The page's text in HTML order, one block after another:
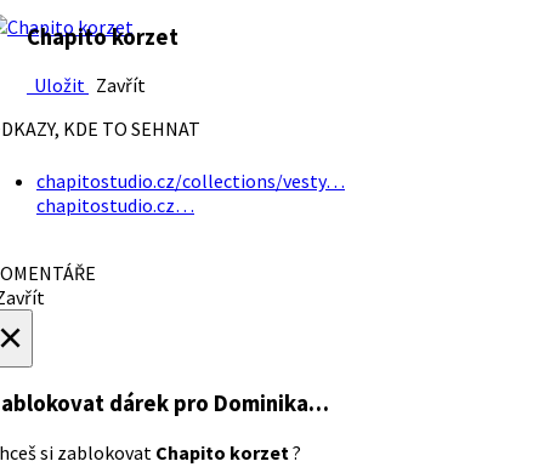
Chapito korzet
Uložit Zavřít
KDE TO SEHNAT
chapitostudio.cz/collections/vesty…
chapitostudio.cz…
dárek pro Dominika…
si zablokovat Chapito korzet?